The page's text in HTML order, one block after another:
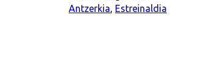
Antzerkia, Estreinaldia